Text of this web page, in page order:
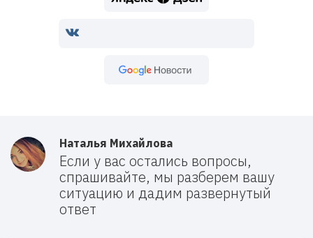
Наталья Михайлова
Если у вас остались вопросы,
спрашивайте, мы разберем вашу
ситуацию и дадим развернутый
ответ